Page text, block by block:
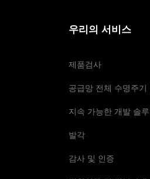
우리의 서비스
제품검사
공급망 전체 수명주기
지속 가능한 개발 솔루
발각
감사 및 인증